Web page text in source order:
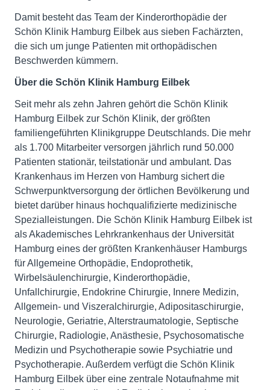
Damit besteht das Team der Kinderorthopädie der
Schön Klinik Hamburg Eilbek aus sieben Fachärzten,
die sich um junge Patienten mit orthopädischen
Beschwerden kümmern.
Über die Schön Klinik Hamburg Eilbek
Seit mehr als zehn Jahren gehört die Schön Klinik
Hamburg Eilbek zur Schön Klinik, der größten
familiengeführten Klinikgruppe Deutschlands. Die mehr
als 1.700 Mitarbeiter versorgen jährlich rund 50.000
Patienten stationär, teilstationär und ambulant. Das
Krankenhaus im Herzen von Hamburg sichert die
Schwerpunktversorgung der örtlichen Bevölkerung und
bietet darüber hinaus hochqualifizierte medizinische
Spezialleistungen. Die Schön Klinik Hamburg Eilbek ist
als Akademisches Lehrkrankenhaus der Universität
Hamburg eines der größten Krankenhäuser Hamburgs
für Allgemeine Orthopädie, Endoprothetik,
Wirbelsäulenchirurgie, Kinderorthopädie,
Unfallchirurgie, Endokrine Chirurgie, Innere Medizin,
Allgemein- und Viszeralchirurgie, Adipositaschirurgie,
Neurologie, Geriatrie, Alterstraumatologie, Septische
Chirurgie, Radiologie, Anästhesie, Psychosomatische
Medizin und Psychotherapie sowie Psychiatrie und
Psychotherapie. Außerdem verfügt die Schön Klinik
Hamburg Eilbek über eine zentrale Notaufnahme mit